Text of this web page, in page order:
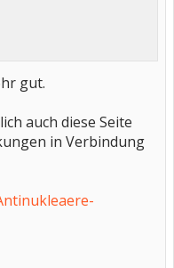
gut.
auch diese Seite
in Verbindung